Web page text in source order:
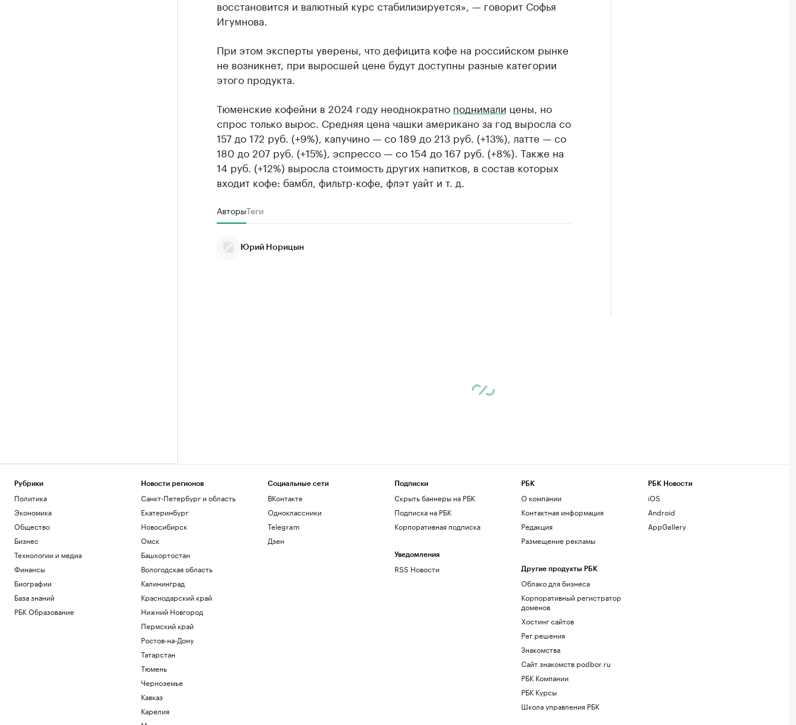
восстановится и валютный курс стабилизируется», — говорит Софья
Игумнова.
При этом эксперты уверены, что дефицита кофе на российском рынке
не возникнет, при выросшей цене будут доступны разные категории
этого продукта.
Тюменские кофейни в 2024 году неоднократно поднимали цены, но
спрос только вырос. Средняя цена чашки американо за год выросла со
157 до 172 руб. (+9%), капучино — со 189 до 213 руб. (+13%), латте — со
180 до 207 руб. (+15%), эспрессо — со 154 до 167 руб. (+8%). Также на
14 руб. (+12%) выросла стоимость других напитков, в состав которых
входит кофе: бамбл, фильтр-кофе, флэт уайт и т. д.
АвторыТеги
Юрий Норицын
Рубрики
Политика
Экономика
Общество
Бизнес
Технологии и медиа
Финансы
Биографии
База знаний
РБК Образование
Новости регионов
Санкт-Петербург и область
Екатеринбург
Новосибирск
Омск
Башкортостан
Вологодская область
Калининград
Краснодарский край
Нижний Новгород
Пермский край
Ростов-на-Дону
Татарстан
Тюмень
Черноземье
Кавказ
Карелия
Социальные сети
ВКонтакте
Одноклассники
Telegram
Дзен
Подписки
Скрыть баннеры на РБК
Подписка на РБК
Корпоративная подписка
Уведомления
RSS Новости
РБК
О компании
Контактная информация
Редакция
Размещение рекламы
Другие продукты РБК
Облако для бизнеса
Корпоративный регистратор
доменов
Хостинг сайтов
Рег.решения
Знакомства
Сайт знакомств podbor.ru
РБК Компании
РБК Курсы
Школа управления РБК
РБК Новости
iOS
Android
AppGallery